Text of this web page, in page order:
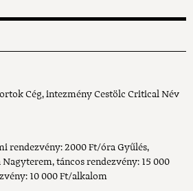
Cég, intezmény Cestölc Critical Név
rendezvény: 2000 Ft/óra Gyűlés,
Nagyterem, táncos rendezvény: 15 000
10 000 Ft/alkalom